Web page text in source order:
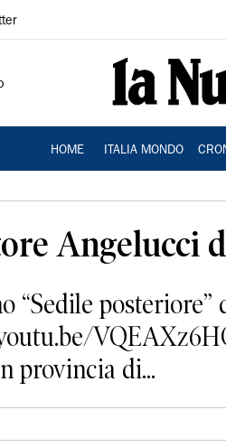
HOME ITALIA MONDO
Angelucci
“Sedile
provincia di...